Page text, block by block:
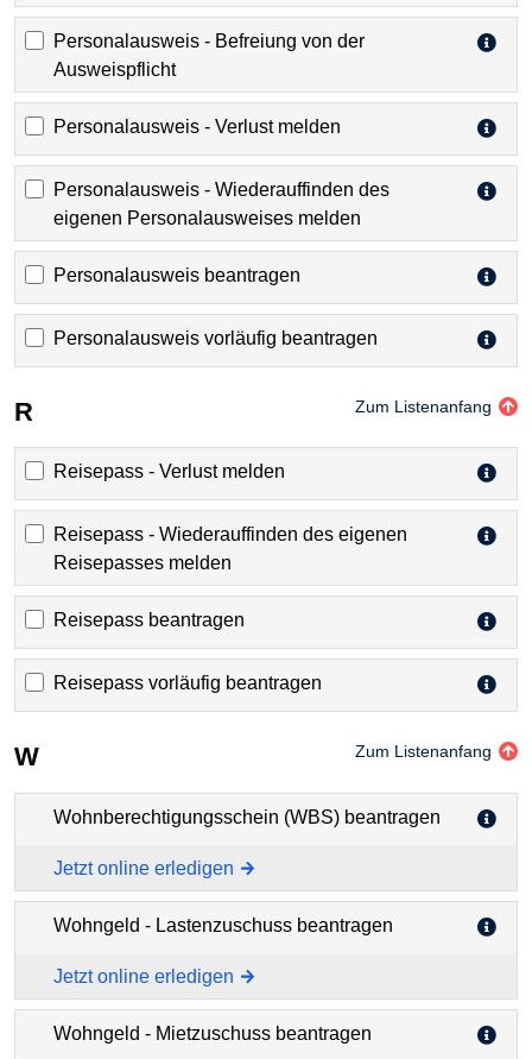
Personalausweis - Befreiung von der
Ausweispflicht
Personalausweis - Verlust melden
Personalausweis - Wiederauffinden des
eigenen Personalausweises melden
Personalausweis beantragen
Personalausweis vorläufig beantragen
R Zum Listenanfang
Reisepass - Verlust melden
Reisepass - Wiederauffinden des eigenen
Reisepasses melden
Reisepass beantragen
Reisepass vorläufig beantragen
W Zum Listenanfang
Wohnberechtigungsschein (WBS) beantragen
Jetzt online erledigen
Wohngeld - Lastenzuschuss beantragen
Jetzt online erledigen
Wohngeld - Mietzuschuss beantragen